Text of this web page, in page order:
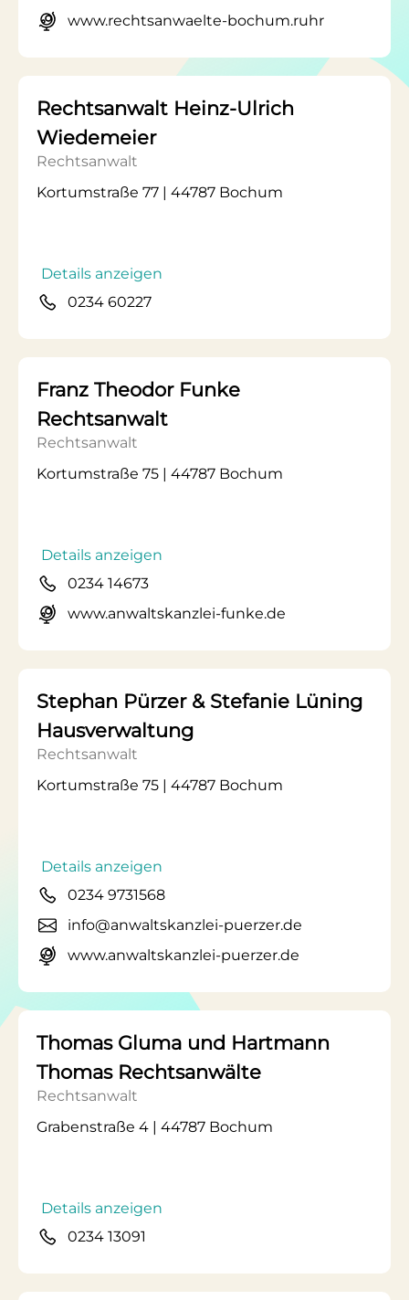
www.rechtsanwaelte-bochum.ruhr
Rechtsanwalt Heinz-Ulrich
Wiedemeier
Rechtsanwalt
Kortumstraße 77 | 44787 Bochum
Details anzeigen
0234 60227
Franz Theodor Funke
Rechtsanwalt
Rechtsanwalt
Kortumstraße 75 | 44787 Bochum
Details anzeigen
0234 14673
www.anwaltskanzlei-funke.de
Stephan Pürzer & Stefanie Lüning
Hausverwaltung
Rechtsanwalt
Kortumstraße 75 | 44787 Bochum
Details anzeigen
0234 9731568
info@anwaltskanzlei-puerzer.de
www.anwaltskanzlei-puerzer.de
Thomas Gluma und Hartmann
Thomas Rechtsanwälte
Rechtsanwalt
Grabenstraße 4 | 44787 Bochum
Details anzeigen
0234 13091